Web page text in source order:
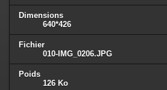
Dimensions
640*426
Fichier
010-IMG_0206.JPG
Poids
126 Ko